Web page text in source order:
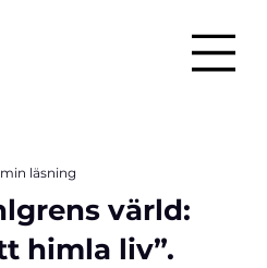
värld:
himla liv”.
läsning